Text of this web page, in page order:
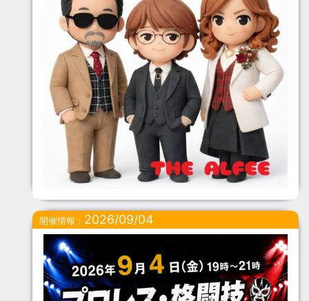
開催情報： 2026/09/04